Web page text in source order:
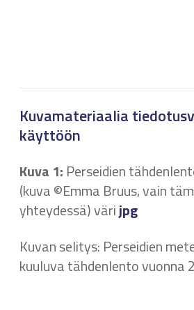
Kuvamateriaalia
käyttöön
Kuva 1: Perseidien
(kuva ©Emma Bruus, vain
yhteydessä) värijpg
Kuvan selitys: Perseidien
kuuluva tähdenlento vuonna